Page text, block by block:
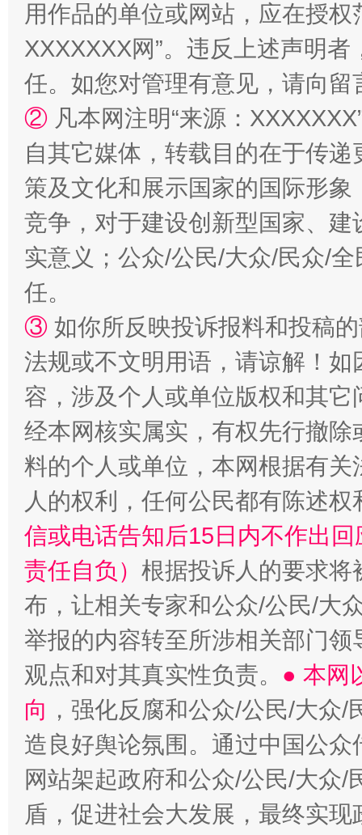
国家大学科技园优化重塑工作
扯下公款旅游的“隐身衣” 如何以
“蜀中异人”王建安的艺术幻境
用作品的单位或网站，应在授
XXXXXXX网”。违反上述声明
任。如您对管理有意见，请向
② 凡本网注明“来源：
自其它媒体，转载目的在于传
策及文化和展示国家的国际形
竞争，对于建设创新型国家、
实意义；公众/公民/大众/民众/
任。
③ 如你所反映投诉报料和投稿
法规或不文明用语，请谅解！
容，涉及个人或单位版权和其它
经本网核实属实，有权先行撤
料的个人或单位，本网根据有
人的权利，任何公民都有陈述
信或电话告知后15日内不作出
责任自负） 根据投诉人的要求将
布，让相关专家和公众/公民/大
举报的内容转至所涉相关部门
观点和对其真实性负责。 ● 本网
向 ，强化反腐和公众/公民/大众
造良好舆论氛围。通过中国公
网站架起政府和公众/公民/大众
盾，促进社会大发展，最终实